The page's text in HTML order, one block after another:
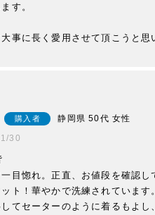
す。
事に長く愛用させて頂こうと思
購入者 静岡県 50代 女性
30
目惚れ。正直、お値段を確認
ト！華やかで洗練されていま
てセーターのように着るもよし